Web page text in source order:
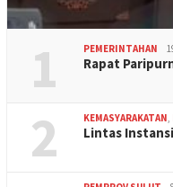
1 PEMERINTAHAN
Rapat
2 KEMASYARAKATAN,
Lintas